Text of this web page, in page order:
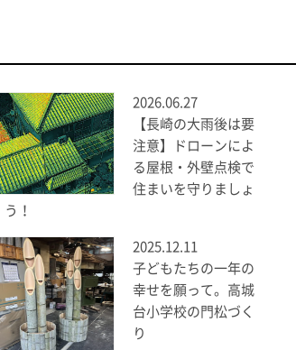
2026.06.27
【長崎の大雨後は要
注意】ドローンによ
る屋根・外壁点検で
住まいを守りましょ
う！
2025.12.11
子どもたちの一年の
幸せを願って。高城
台小学校の門松づく
り